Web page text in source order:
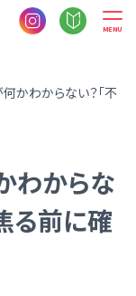
MENU
かわからない？「不
わからな
る前に確